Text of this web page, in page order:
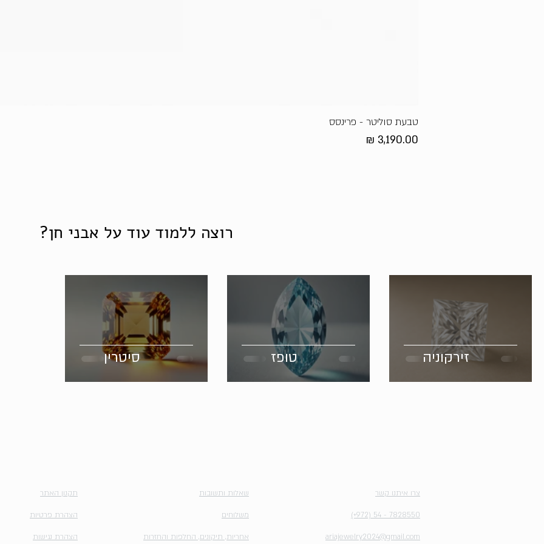
טבעת סוליטר - פרינסס
מחיר
רוצה ללמוד עוד על אבני חן?
זירקוניה טופז סיטרין
תקנון האתר
הצהרת פרטיות
הצהרת נגישות
שאלות ותשובות
משלוחים
אחריות, תיקונים, החלפות והחזרות
צרו איתנו קשר
(+972) 54 - 7828550
ariajewelry2024@gmail.com